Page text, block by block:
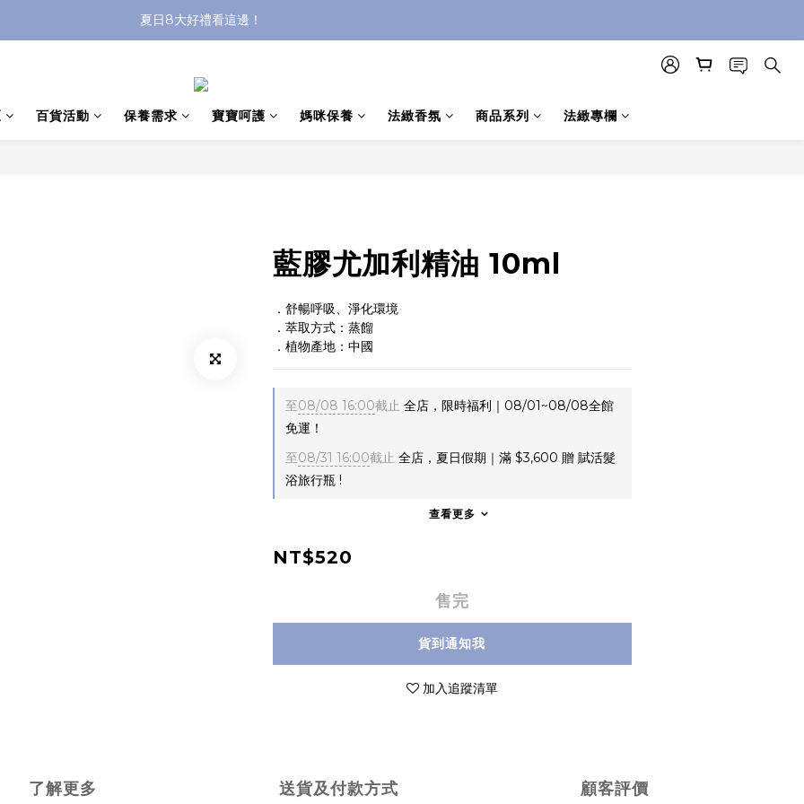
沐浴油單品限時9折！
8/8前 寶貝指定單品限時9折！
沐浴油單品限時9折！
百貨活動 保養需求 寶寶呵護 媽咪保養 法緻香氛 商品系列 法緻專欄
藍膠尤加利精油 10ml
．舒暢呼吸、淨化環境
．萃取方式：蒸餾
．植物產地：中國
至08/08 16:00截止 全店，限時福利｜08/01~08/08全館
免運！
至08/31 16:00截止 全店，夏日假期｜滿 $3,600 贈 賦活髮
浴旅行瓶 !
查看更多
NT$520
售完
貨到通知我
加入追蹤清單
了解更多 送貨及付款方式 顧客評價